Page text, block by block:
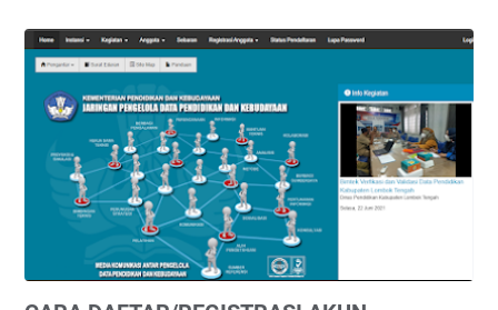
K
T
A
H
U
N
2
0
2
1
I
M
A
N
A
J
E
M
E
A
M
E
N
A
M
B
A
H
K